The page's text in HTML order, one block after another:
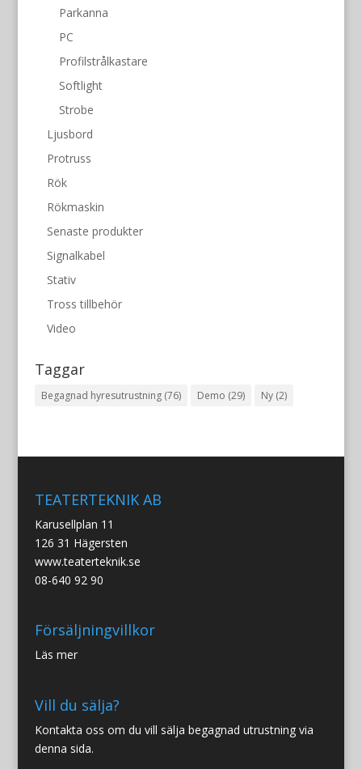
Parkanna
PC
Profilstrålkastare
Softlight
Strobe
Ljusbord
Protruss
Rök
Rökmaskin
Senaste produkter
Signalkabel
Stativ
Tross tillbehör
Video
Taggar
Begagnad hyresutrustning(76) Demo (29) Ny(2)
TEATERTEKNIK AB
Karusellplan 11
126 31 Hägersten
www.teaterteknik.se
08-640 92 90
Försäljningvillkor
Läs mer
Vill du sälja?
Kontakta oss om du vill sälja begagnad utrustning via
denna sida.